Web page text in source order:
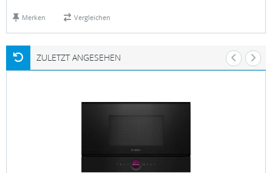
Merken Vergleichen
ZULETZT ANGESEHEN